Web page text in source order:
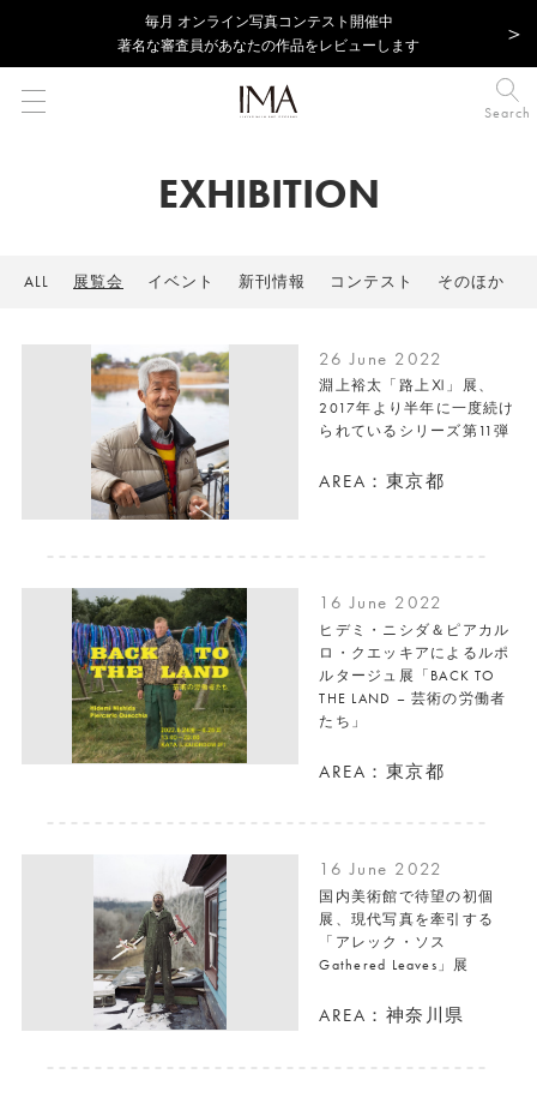
毎⽉ オンライン写真コンテスト開催中
著名な審査員があなたの作品をレビューします
Search
EXHIBITION
ALL 展覧会 イベント 新刊情報 コンテスト そのほか
26 June 2022
淵上裕太「路上Ⅺ」展、
2017年より半年に一度続け
られているシリーズ第11弾
AREA：東京都
16 June 2022
ヒデミ・ニシダ＆ピアカル
ロ・クエッキアによるルポ
ルタージュ展「BACK TO
THE LAND – 芸術の労働者
たち」
AREA：東京都
16 June 2022
国内美術館で待望の初個
展、現代写真を牽引する
「アレック・ソス
Gathered Leaves」展
AREA：神奈川県